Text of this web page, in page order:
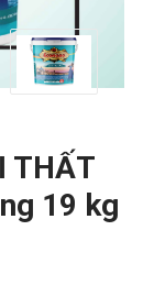
THẤT
19 kg